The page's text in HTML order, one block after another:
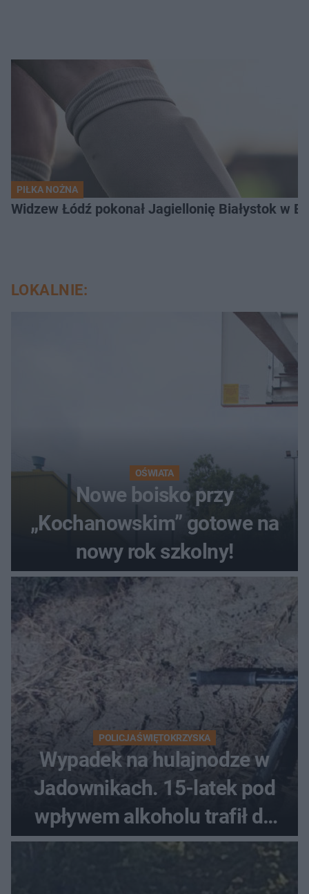
PIŁKA NOŻNA
Widzew Łódź pokonał Jagiellonię Białystok w
LOKALNIE:
OŚWIATA
Nowe boisko przy
„Kochanowskim” gotowe na
nowy rok szkolny!
POLICJA ŚWIĘTOKRZYSKA
Wypadek na hulajnodze w
Jadownikach. 15-latek pod
wpływem alkoholu trafił do
szpitala